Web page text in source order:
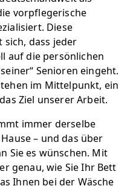
vorpflegerische
Diese
dass jeder
auf die persönlichen
Senioren eingeht.
im Mittelpunkt, ein
Ziel unserer Arbeit.
immer derselbe
– und das über
Sie es wünschen. Mit
genau, wie Sie Ihr Bett
Ihnen bei der Wäsche